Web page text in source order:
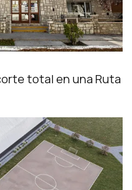
total en una Ruta